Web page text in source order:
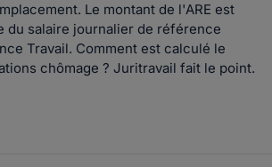
Le montant de l'ARE est
du salaire journalier de référence
Travail. Comment est calculé le
chômage ? Juritravail fait le point.